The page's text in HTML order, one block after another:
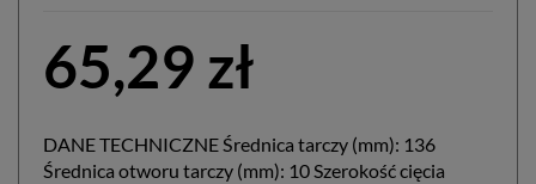
65,29 zł
DANE TECHNICZNE Średnica tarczy (mm): 136
Średnica otworu tarczy (mm): 10 Szerokość cięcia